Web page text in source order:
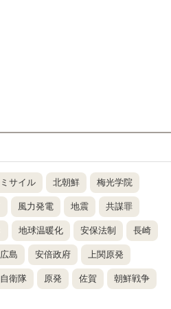
ミサイル 北朝鮮 梅光学院
風力発電 地震 共謀罪
地球温暖化 安保法制 長崎
広島 安倍政府 上関原発
自衛隊 原発 佐賀 朝鮮戦争